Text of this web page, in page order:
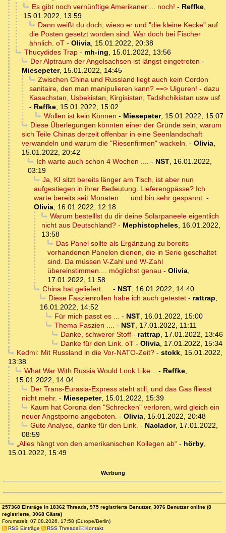
Es gibt noch vernünftige Amerikaner:... noch! - Reffke,
15.01.2022, 13:59
Dann weißt du doch, wieso er und "die kleine Kecke" auf
die Posten gesetzt worden sind. War doch bei Fischer
ähnlich. oT - Olivia, 15.01.2022, 20:38
Thucydides Trap- mh-ing, 15.01.2022, 13:56
Der Alptraum der Angelsachsen ist längst eingetreten -
Miesepeter, 15.01.2022, 14:45
Zwischen China und Russland liegt auch kein Cordon
sanitaire, den man manipulieren kann? ==> Uiguren! - dazu
Kasachstan, Usbekistan, Kirgisistan, Tadshchikistan usw usf
- Reffke, 15.01.2022, 15:02
Wollen ist kein Können - Miesepeter, 15.01.2022, 15:07
Diese Überlegungen könnten einer der Gründe sein, warum
sich Teile Chinas derzeit offenbar in eine Seenlandschaft
verwandeln und warum die "Riesenfirmen" wackeln. - Olivia,
15.01.2022, 20:42
Ich warte auch schon 4 Wochen .... - NST, 16.01.2022,
03:19
Ja, KI sitzt bereits länger am Tisch, ist aber nun
aufgestiegen in ihrer Bedeutung. Lieferengpässe? Ich
warte bereits seit Monaten..... und bin sehr gespannt. -
Olivia, 16.01.2022, 12:18
Warum bestelllst du dir deine Solarpaneele eigentlich
nicht aus Deutschland? - Mephistopheles, 16.01.2022,
13:58
Das Panel sollte als Ergänzung zu bereits
vorhandenen Panelen dienen, die in Serie geschaltet
sind. Da müssen V-Zahl und W-Zahl
übereinstimmen.... möglichst genau - Olivia,
17.01.2022, 11:58
China hat geliefert .... - NST, 16.01.2022, 14:40
Diese Faszienrollen habe ich auch getestet- rattrap,
16.01.2022, 14:52
Für mich passt es ... - NST, 16.01.2022, 15:00
Thema Faszien .... - NST, 17.01.2022, 11:11
Danke, schwerer Stoff- rattrap, 17.01.2022, 13:46
Danke für den Link. oT- Olivia, 17.01.2022, 15:34
Kedmi: Mit Russland in die Vor-NATO-Zeit?- stokk, 15.01.2022,
13:38
What War With Russia Would Look Like... - Reffke,
15.01.2022, 14:04
Der Trans-Eurasia-Express steht still, und das Gas fliesst
nicht mehr. - Miesepeter, 15.01.2022, 15:39
Kaum hat Corona den "Schrecken" verloren, wird gleich ein
neuer Angstporno angeboten. - Olivia, 15.01.2022, 20:48
Gute Analyse, danke für den Link. - Naclador, 17.01.2022,
08:59
„Alles hängt von den amerikanischen Kollegen ab“- hörby,
15.01.2022, 15:49
Werbung
257368 Einträge in 18362 Threads, 975 registrierte Benutzer, 3076 Benutzer online (8
registrierte, 3068 Gäste)
Forumszeit: 07.08.2026, 17:58 (Europe/Berlin)
RSS Einträge
RSS Threads Kontakt